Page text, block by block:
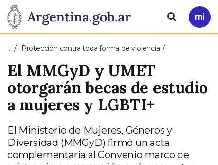
Presidencia
de
la
Nación
Pasar al contenido principal
Ir
a
Buscar
… Protección contra toda forma de violencia
El MMGyD y UMET
otorgarán becas de estudio
a mujeres y LGBTI+
El Ministerio de Mujeres, Géneros y
Diversidad (MMGyD) firmó un acta
complementaria al Convenio marco de